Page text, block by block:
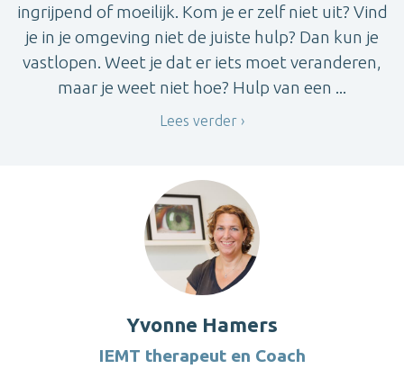
ingrijpend of moeilijk. Kom je er zelf niet uit? Vind
je in je omgeving niet de juiste hulp? Dan kun je
vastlopen. Weet je dat er iets moet veranderen,
maar je weet niet hoe? Hulp van een ...
Lees verder
Yvonne Hamers
IEMT therapeut en Coach